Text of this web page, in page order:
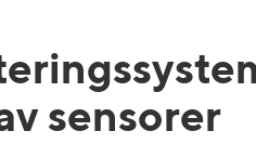
sensorer